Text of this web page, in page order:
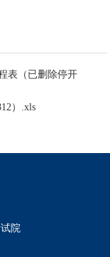
表（已删除停开
）.xls
院